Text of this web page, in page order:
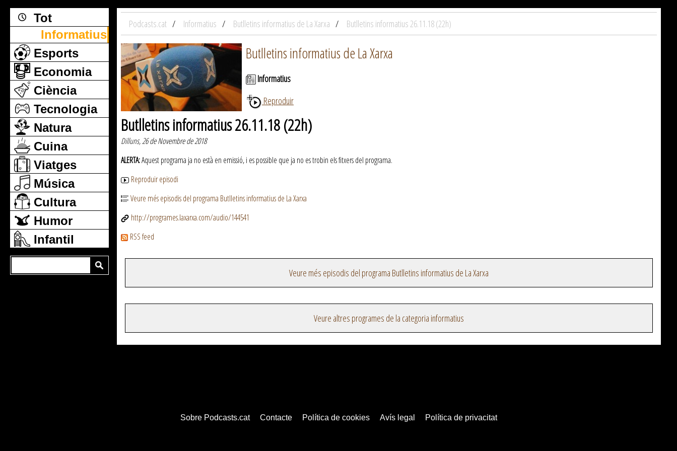
Tot
Informatius
Esports
Economia
Ciència
Tecnologia
Natura
Cuina
Viatges
Música
Cultura
Humor
Infantil
Podcasts.cat Informatius Butlletins informatius de La Xarxa Butlletins informatius 26.11.18 (22h)
Butlletins informatius de La Xarxa
Informatius
Reproduir
Butlletins informatius 26.11.18 (22h)
Dilluns, 26 de Novembre de 2018
ALERTA:Aquest programa ja no està en emissió, i es possible que ja no es trobin els fitxers del programa.
Reproduir episodi
Veure més episodis del programa Butlletins informatius de La Xarxa
http://programes.laxarxa.com/audio/144541
RSS feed
Veure més episodis del programa Butlletins informatius de La Xarxa
Veure altres programes de la categoria informatius
Sobre Podcasts.cat Contacte Política de cookies Avís legal Política de privacitat